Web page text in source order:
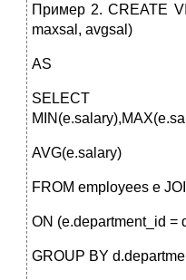
Пример 2. CREATE
maxsal, avgsal)
AS
SELECT
AVG(e.salary)
FROM employees e
ON (e.department_id =
GROUP BY